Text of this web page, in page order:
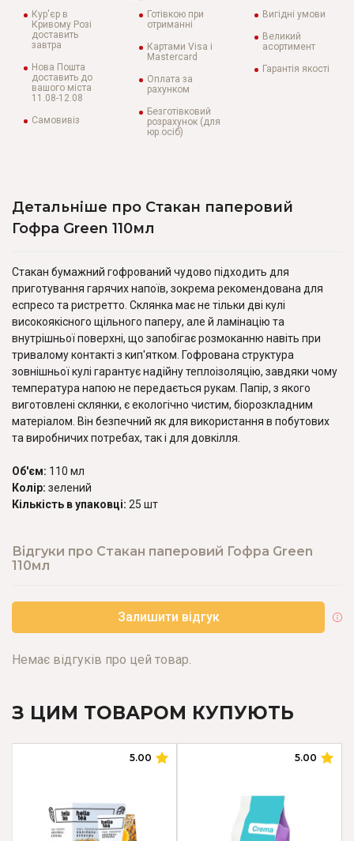
Кур'єр в
Кривому Розі
доставить
завтра
Нова Пошта
доставить до
вашого міста
11.08-12.08
Самовивіз
Готівкою при
отриманні
Картами Visa і
Mastercard
Оплата за
рахунком
Безготівковий
розрахунок (для
юр.осіб)
Вигідні умови
Великий
асортимент
Гарантія якості
Детальніше про Стакан паперовий
Гофра Green 110мл
Стакан бумажний гофрований чудово підходить для
приготування гарячих напоїв, зокрема рекомендована для
еспресо та ристретто. Склянка має не тільки дві кулі
високоякісного щільного паперу, але й ламінацію та
внутрішньої поверхні, що запобігає розмоканню навіть при
тривалому контакті з кип'ятком. Гофрована структура
зовнішньої кулі гарантує надійну теплоізоляцію, завдяки чому
температура напою не передається рукам. Папір, з якого
виготовлені склянки, є екологічно чистим, біорозкладним
матеріалом. Він безпечний як для використання в побутових
та виробничих потребах, так і для довкілля.
Об'єм: 110 мл
Колір: зелений
Кількість в упаковці: 25 шт
Відгуки про Стакан паперовий Гофра Green
110мл
Залишити відгук
Немає відгуків про цей товар.
З ЦИМ ТОВАРОМ КУПУЮТЬ
5.00
5.00